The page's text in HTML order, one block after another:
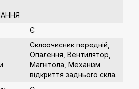
Є
Склоочисник передній,
Опалення, Вентилятор,
Магнітола, Механізм
відкриття заднього скла.